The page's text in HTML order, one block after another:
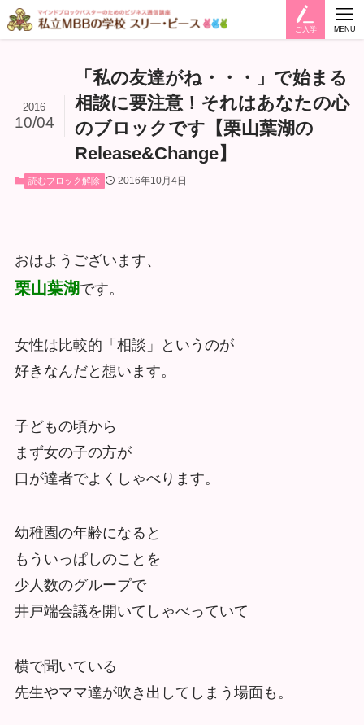
ご入学 MENU
「私の友達がね・・・」で始まる
相談に要注意！それはあなたの心
のブロックです【栗山葉湖の
Release&Change】
2016
10/04
読むブロック解除 2016年10月4日
おはようございます、
栗山葉湖です。
女性は比較的「相談」というのが
好きなんだと想います。
子どもの頃から
まず女の子の方が
口が達者でよくしゃべります。
幼稚園の年齢になると
もういっぱしのことを
少人数のグループで
井戸端会議を開いてしゃべっていて
横で聞いている
先生やママ達が吹き出してしまう場面も。